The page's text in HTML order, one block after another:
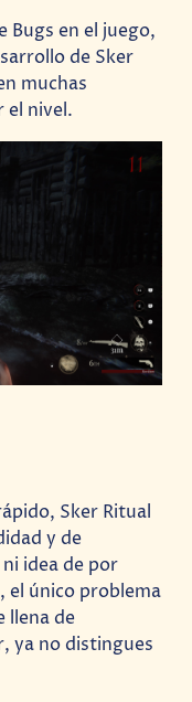
Bugs en el juego,
de Sker
muchas
el nivel.
Sker Ritual
y de
idea de por
el único problema
llena de
ya no distingues